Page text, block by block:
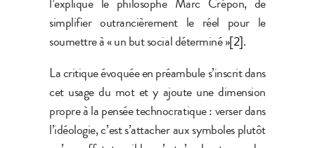
l’explique le philosophe Marc Crépon, de
simplifier outrancièrement le réel pour le
soumettre à « un but social déterminé »[2].
La critique évoquée en préambule s’inscrit dans
cet usage du mot et y ajoute une dimension
propre à la pensée technocratique : verser dans
l’idéologie, c’est s’attacher aux symboles plutôt